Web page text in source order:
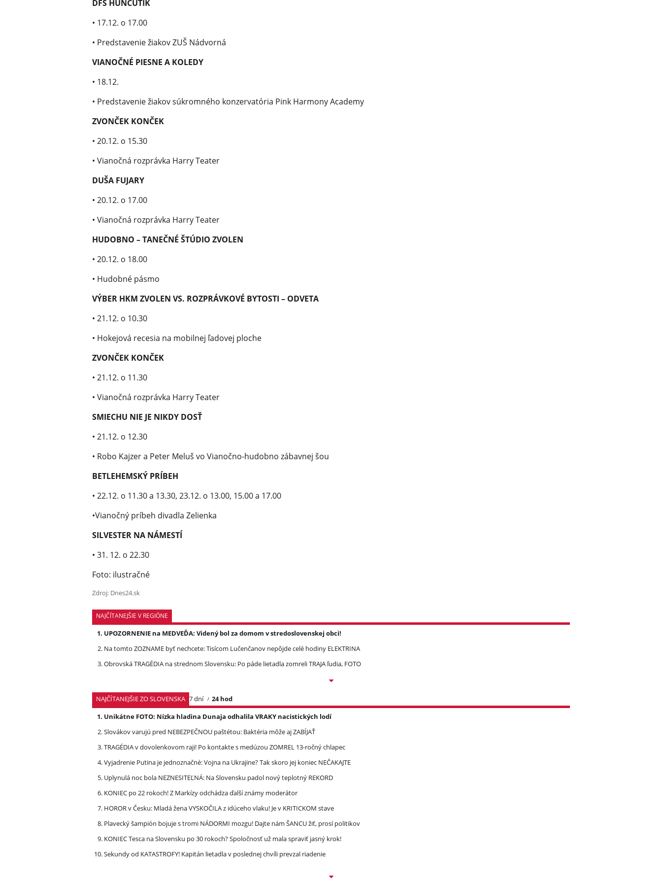
DFS HUNCÚTIK
• 17.12. o 17.00
• Predstavenie žiakov ZUŠ Nádvorná
VIANOČNÉ PIESNE A KOLEDY
• 18.12.
• Predstavenie žiakov súkromného konzervatória Pink Harmony Academy
ZVONČEK KONČEK
• 20.12. o 15.30
• Vianočná rozprávka Harry Teater
DUŠA FUJARY
• 20.12. o 17.00
• Vianočná rozprávka Harry Teater
HUDOBNO – TANEČNÉ ŠTÚDIO ZVOLEN
• 20.12. o 18.00
• Hudobné pásmo
VÝBER HKM ZVOLEN VS. ROZPRÁVKOVÉ BYTOSTI – ODVETA
• 21.12. o 10.30
• Hokejová recesia na mobilnej ľadovej ploche
ZVONČEK KONČEK
• 21.12. o 11.30
• Vianočná rozprávka Harry Teater
SMIECHU NIE JE NIKDY DOSŤ
• 21.12. o 12.30
• Robo Kajzer a Peter Meluš vo Vianočno-hudobno zábavnej šou
BETLEHEMSKÝ PRÍBEH
• 22.12. o 11.30 a 13.30, 23.12. o 13.00, 15.00 a 17.00
•Vianočný príbeh divadla Zelienka
SILVESTER NA NÁMESTÍ
• 31. 12. o 22.30
Foto: ilustračné
Zdroj: Dnes24.sk
NAJČÍTANEJŠIE V REGIÓNE
UPOZORNENIE na MEDVEĎA: Videný bol za domom v stredoslovenskej obci!
Na tomto ZOZNAME byť nechcete: Tisícom Lučenčanov nepôjde celé hodiny ELEKTRINA
Obrovská TRAGÉDIA na strednom Slovensku: Po páde lietadla zomreli TRAJA ľudia, FOTO
NAJČÍTANEJŠIE ZO SLOVENSKA 7 dní
24 hod
Unikátne FOTO: Nízka hladina Dunaja odhalila VRAKY nacistických lodí
Slovákov varujú pred NEBEZPEČNOU paštétou: Baktéria môže aj ZABÍJAŤ
TRAGÉDIA v dovolenkovom raji! Po kontakte s medúzou ZOMREL 13-ročný chlapec
Vyjadrenie Putina je jednoznačné: Vojna na Ukrajine? Tak skoro jej koniec NEČAKAJTE
Uplynulá noc bola NEZNESITEĽNÁ: Na Slovensku padol nový teplotný REKORD
KONIEC po 22 rokoch! Z Markízy odchádza ďalší známy moderátor
HOROR v Česku: Mladá žena VYSKOČILA z idúceho vlaku! Je v KRITICKOM stave
Plavecký šampión bojuje s tromi NÁDORMI mozgu! Dajte nám ŠANCU žiť, prosí politikov
KONIEC Tesca na Slovensku po 30 rokoch? Spoločnosť už mala spraviť jasný krok!
Sekundy od KATASTROFY! Kapitán lietadla v poslednej chvíli prevzal riadenie